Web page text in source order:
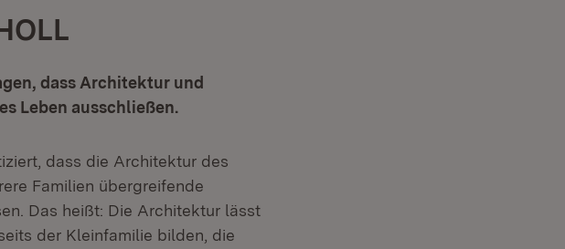
dass Architektur und
Leben ausschließen.
dass die Architektur des
Familien übergreifende
Das heißt: Die Architektur lässt
der Kleinfamilie bilden, die